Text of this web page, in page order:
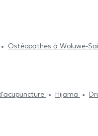
Ostéopathes à Woluwe-
Ostéopathes à Watermael-
Hijama